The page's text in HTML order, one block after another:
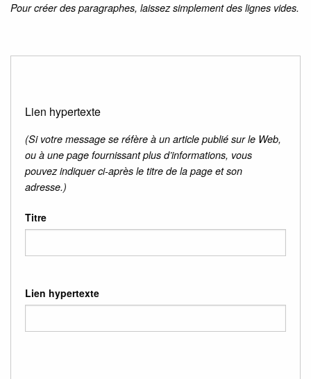
Pour créer des paragraphes, laissez simplement des lignes vides.
Lien hypertexte
(Si votre message se réfère à un article publié sur le Web,
ou à une page fournissant plus d’informations, vous
pouvez indiquer ci-après le titre de la page et son
adresse.)
Titre
Lien hypertexte